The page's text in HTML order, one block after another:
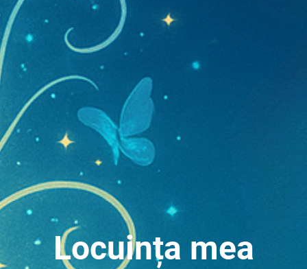
Locuința mea